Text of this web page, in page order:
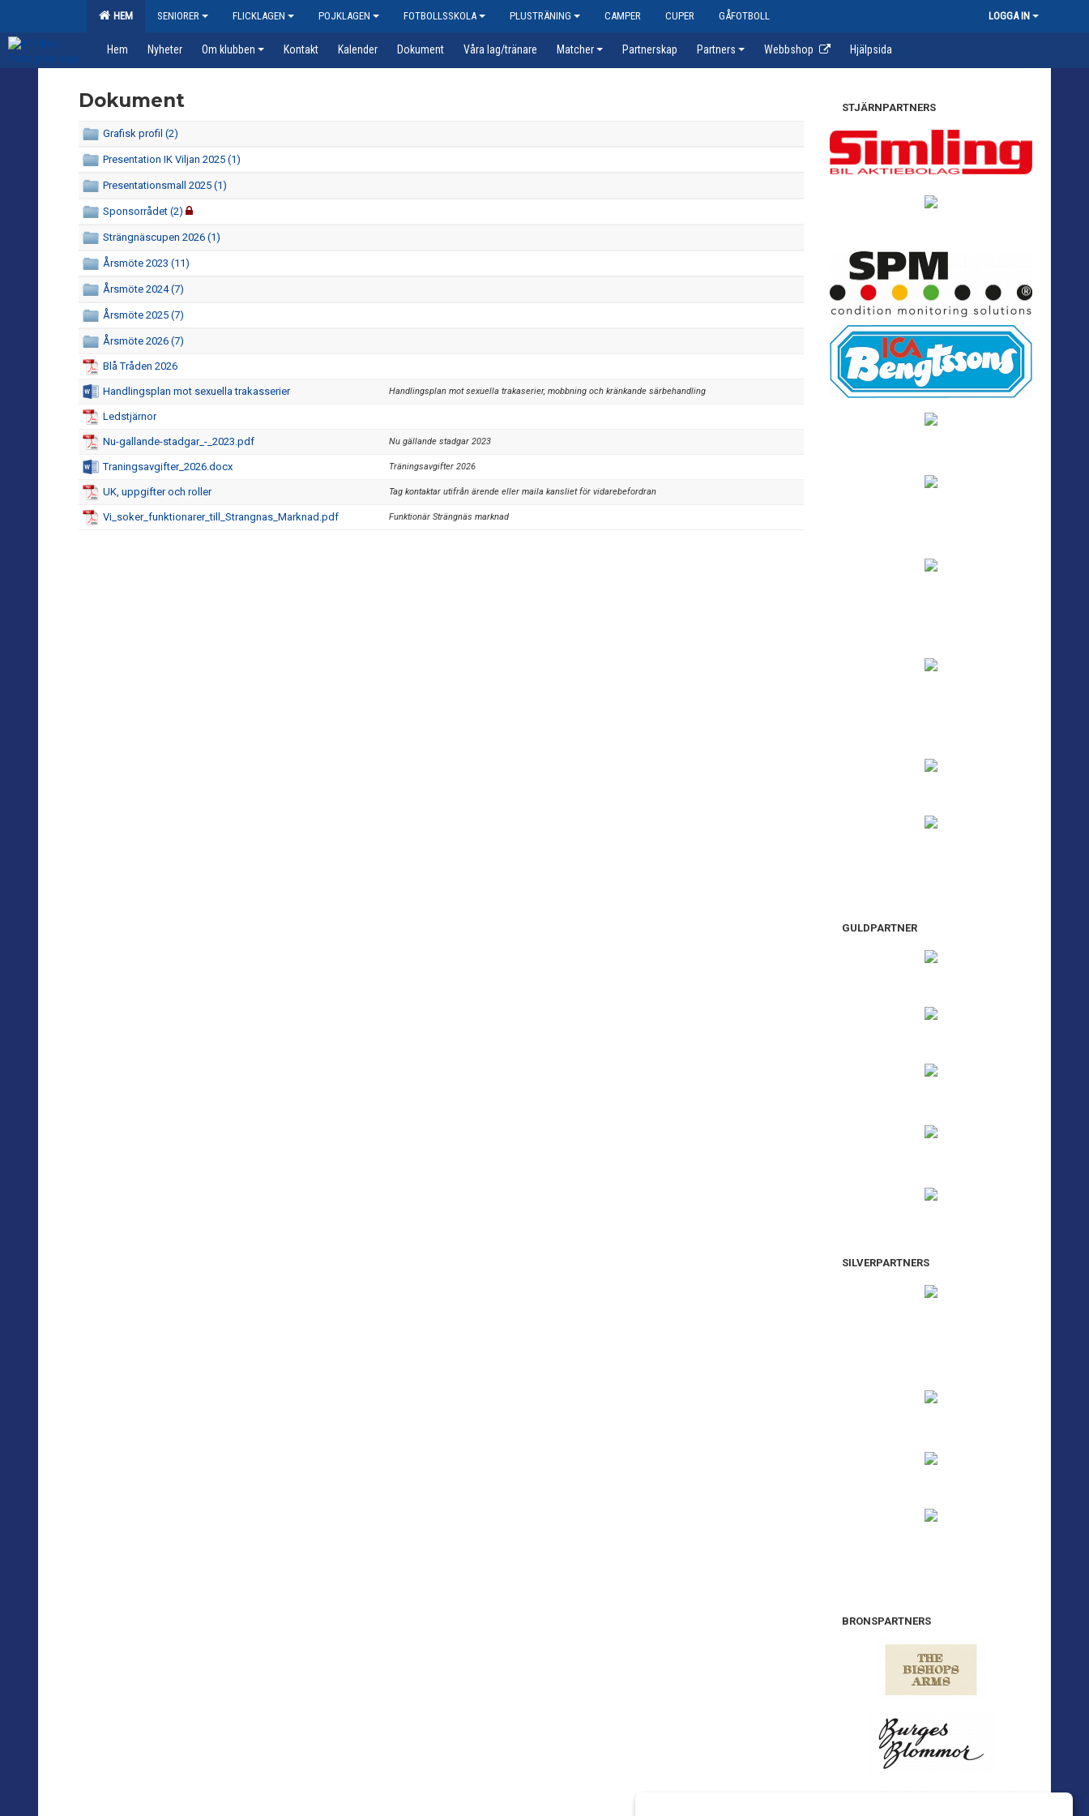
HEM SENIORER FLICKLAGEN POJKLAGEN FOTBOLLSSKOLA PLUSTRÄNING CAMPER CUPER GÅFOTBOLL LOGGA IN
Hem Nyheter Om klubben Kontakt Kalender Dokument Våra lag/tränare Matcher Partnerskap Partners Webbshop Hjälpsida
Dokument
Grafisk profil (2)
Presentation IK Viljan 2025 (1)
Presentationsmall 2025 (1)
Sponsorrådet (2)
Strängnäscupen 2026 (1)
Årsmöte 2023 (11)
Årsmöte 2024 (7)
Årsmöte 2025 (7)
Årsmöte 2026 (7)
Blå Tråden 2026
Handlingsplan mot sexuella trakasserier Handlingsplan mot sexuella trakaserier, mobbning och kränkande särbehandling
Ledstjärnor
Nu-gallande-stadgar_-_2023.pdf Nu gällande stadgar 2023
Traningsavgifter_2026.docx Träningsavgifter 2026
UK, uppgifter och roller Tag kontaktar utifrån ärende eller maila kansliet för vidarebefordran
Vi_soker_funktionarer_till_Strangnas_Marknad.pdf Funktionär Strängnäs marknad
STJÄRNPARTNERS
GULDPARTNER
SILVERPARTNERS
BRONSPARTNERS